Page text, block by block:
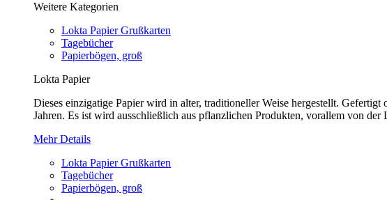
Weitere Kategorien
Lokta Papier Grußkarten
Tagebücher
Papierbögen, groß
Lokta Papier
Dieses einzigatige Papier wird in alter, traditioneller Weise hergestellt.
Jahren. Es ist wird ausschließlich aus pflanzlichen Produkten, vorallem von der
Mehr Details
Lokta Papier Grußkarten
Tagebücher
Papierbögen, groß